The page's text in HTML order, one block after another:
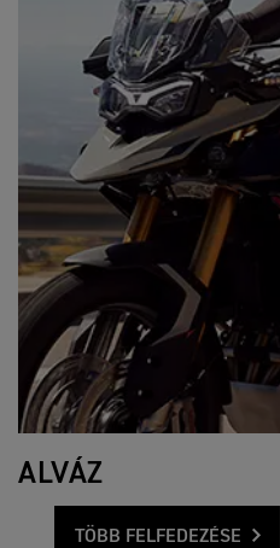
ALVÁZ
TÖBB FELFEDEZÉSE